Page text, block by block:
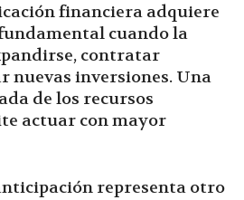
financiera adquiere
cuando la
contratar
nuevas inversiones. Una
de los recursos
actuar con mayor
representa otro